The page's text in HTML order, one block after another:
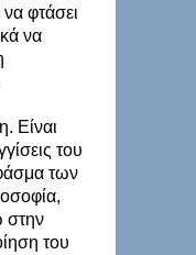
φτάσει
να
Είναι
του
των
στην
του